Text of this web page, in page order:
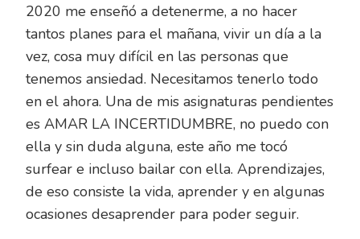
2020 me enseñó a detenerme, a no hacer
tantos planes para el mañana, vivir un día a la
vez, cosa muy difícil en las personas que
tenemos ansiedad. Necesitamos tenerlo todo
en el ahora. Una de mis asignaturas pendientes
es AMAR LA INCERTIDUMBRE, no puedo con
ella y sin duda alguna, este año me tocó
surfear e incluso bailar con ella. Aprendizajes,
de eso consiste la vida, aprender y en algunas
ocasiones desaprender para poder seguir.